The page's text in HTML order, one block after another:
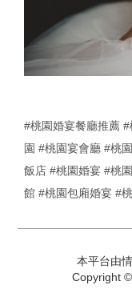
#桃園婚宴餐廳推薦 #
園 #桃園宴會廳 #桃
飯店 #桃園婚宴 #桃
館 #桃園包廂婚宴 #
本平台由
Copyright